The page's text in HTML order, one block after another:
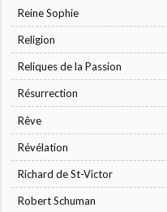
Reine Sophie
Religion
Reliques de la Passion
Résurrection
Rêve
Révélation
Richard de St-Victor
Robert Schuman